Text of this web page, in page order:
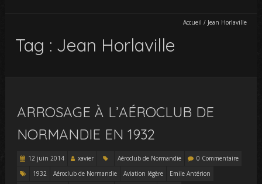
Accueil / Jean Horlaville
Tag : Jean Horlaville
ARROSAGE À L’AÉROCLUB DE
NORMANDIE EN 1932
12 juin 2014 xavier Aéroclub de Normandie
0 Commentaire
1932
Aéroclub de Normandie Aviation légère
Emile Antérion